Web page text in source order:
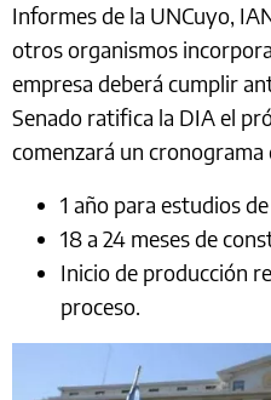
Informes de la UNCuyo,
otros organismos
empresa deberá cumplir
Senado ratifica la DIA el
comenzará un cronograma
1 año para estudios
18 a 24 meses de
Inicio de producción
proceso.